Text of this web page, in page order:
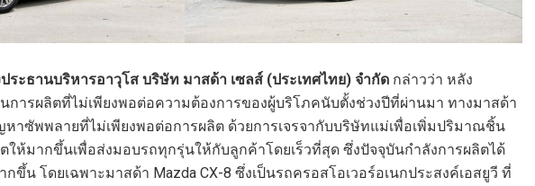
ระธานบริหารอาวุโส บริษัท มาสด้า เซลส์ (ประเทศไทย) จำกัด กล่าวว่า หลัง
ารผลิตที่ไม่เพียงพอต่อความต้องการของผู้บริโภคนับตั้งช่วงปีที่ผ่านมา ทางมาสด้า
หาซัพพลายที่ไม่เพียงพอต่อการผลิต ด้วยการเจรจากับบริษัทแม่เพื่อเพิ่มปริมาณชิ้น
ให้มากขึ้นเพื่อส่งมอบรถทุกรุ่นให้กับลูกค้าโดยเร็วที่สุด ซึ่งปัจจุบันกำลังการผลิตได้
ขึ้น โดยเฉพาะมาสด้า Mazda CX-8 ซึ่งเป็นรถครอสโอเวอร์อเนกประสงค์เอสยูวี ที่